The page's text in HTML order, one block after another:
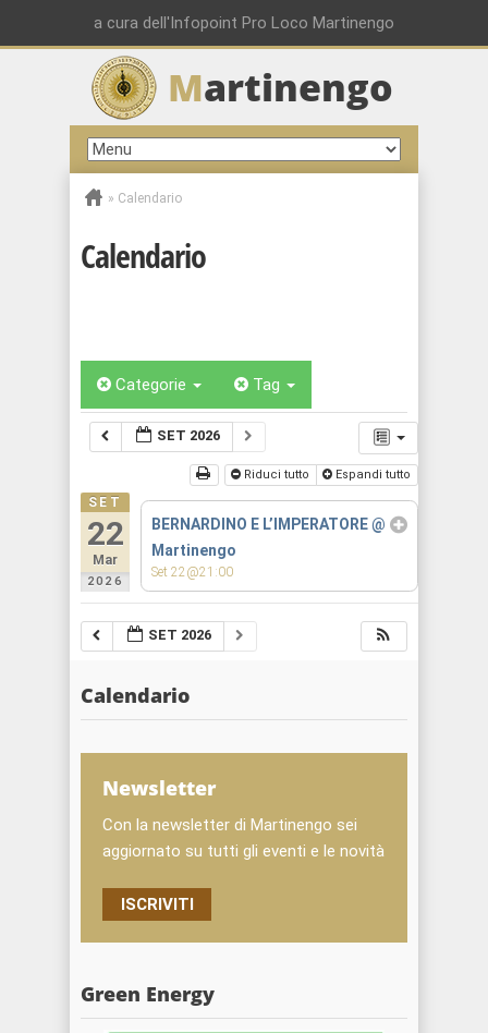
a cura dell'Infopoint Pro Loco Martinengo
Martinengo
» Calendario
Calendario
Categorie Tag
SET 2026
Riduci tutto Espandi tutto
SET
22
Mar
2026
BERNARDINO E L’IMPERATORE@
Martinengo
Set 22@21:00
SET 2026
Calendario
Newsletter
Con la newsletter di Martinengo sei
aggiornato su tutti gli eventi e le novità
ISCRIVITI
Green Energy